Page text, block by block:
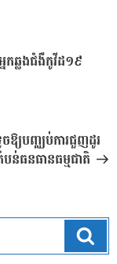
កឆ្លងជំងឺកូវីដ១៩
ចឱ្យបញ្ឈប់ការជួញដូរ
បន់ធនធានធម្មជាតិ